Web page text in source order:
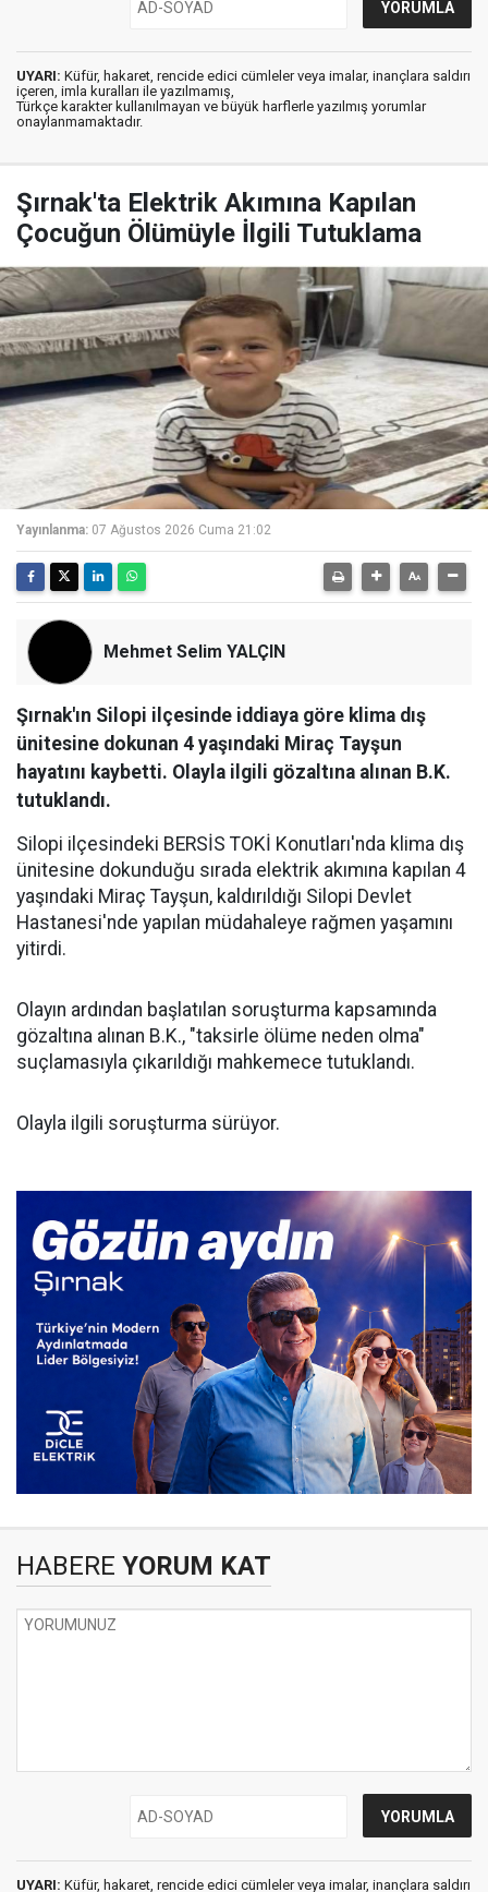
UYARI: Küfür, hakaret, rencide edici cümleler veya imalar, inançlara saldırı
içeren, imla kuralları ile yazılmamış,
Türkçe karakter kullanılmayan ve büyük harflerle yazılmış yorumlar
onaylanmamaktadır.
Şırnak'ta Elektrik Akımına Kapılan
Çocuğun Ölümüyle İlgili Tutuklama
Yayınlanma: 07 Ağustos 2026 Cuma 21:02
Mehmet Selim YALÇIN
Şırnak'ın Silopi ilçesinde iddiaya göre klima dış
ünitesine dokunan 4 yaşındaki Miraç Tayşun
hayatını kaybetti. Olayla ilgili gözaltına alınan B.K.
tutuklandı.
Silopi ilçesindeki BERSİS TOKİ Konutları'nda klima dış
ünitesine dokunduğu sırada elektrik akımına kapılan 4
yaşındaki Miraç Tayşun, kaldırıldığı Silopi Devlet
Hastanesi'nde yapılan müdahaleye rağmen yaşamını
yitirdi.
Olayın ardından başlatılan soruşturma kapsamında
gözaltına alınan B.K., "taksirle ölüme neden olma"
suçlamasıyla çıkarıldığı mahkemece tutuklandı.
Olayla ilgili soruşturma sürüyor.
HABERE YORUM KAT
UYARI: Küfür, hakaret, rencide edici cümleler veya imalar, inançlara saldırı